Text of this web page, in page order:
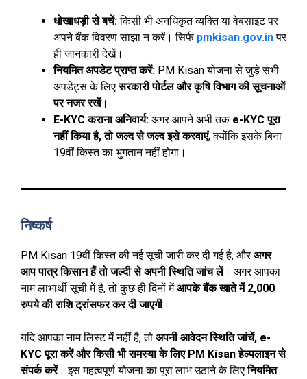
धोखाधड़ी से बचें:किसी भी अनधिकृत व्यक्ति या वेबसाइट पर
अपने बैंक विवरण साझा न करें। सिर्फ pmkisan.gov.inपर
ही जानकारी देखें।
नियमित अपडेट प्राप्त करें: PM Kisan योजना से जुड़े सभी
अपडेट्स के लिएसरकारी पोर्टल और कृषि विभाग की सूचनाओं
पर नजर रखें।
E-KYC कराना अनिवार्य: अगर आपने अभी तक e-KYC पूरा
नहीं किया है, तो जल्द से जल्द इसे करवाएं, क्योंकि इसके बिना
19वीं किस्त का भुगतान नहीं होगा।
निष्कर्ष
PM Kisan 19वीं किस्त की नई सूची जारी कर दी गई है, औरअगर
आप पात्र किसान हैं तो जल्दी से अपनी स्थिति जांच लें। अगर आपका
नाम लाभार्थी सूची में है, तो कुछ ही दिनों मेंआपके बैंक खाते में 2,000
रुपये की राशि ट्रांसफर कर दी जाएगी।
यदि आपका नाम लिस्ट में नहीं है, तो अपनी आवेदन स्थिति जांचें, e-
KYC पूरा करें और किसी भी समस्या के लिए PM Kisan हेल्पलाइन से
संपर्क करें। इस महत्वपूर्ण योजना का पूरा लाभ उठाने के लिएनियमित